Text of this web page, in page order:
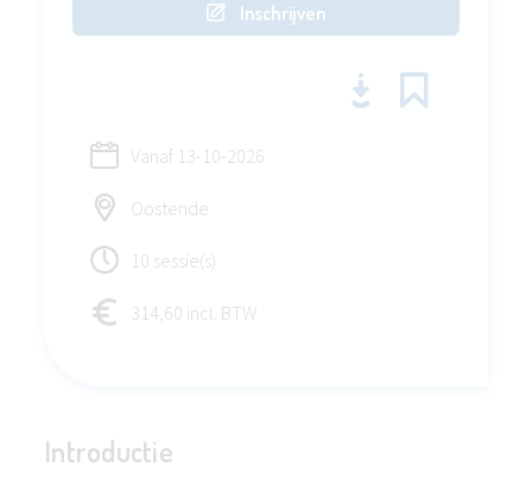
Inschrijven
Vanaf 13-10-2026
Oostende
10 sessie(s)
314,60 incl. BTW
Introductie